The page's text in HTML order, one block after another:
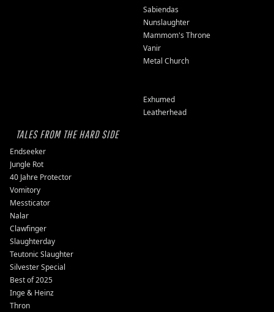
Sabiendas
Nunslaughter
Mammom's Throne
Vanir
Metal Church
Exhumed
Leatherhead
TALES FROM THE HARD SIDE
Endseeker
Jungle Rot
40 Jahre Protector
Vomitory
Messticator
Nalar
Clawfinger
Slaughterday
Teutonic Slaughter
Silvester Special
Best of 2025
Inge & Heinz
Thron